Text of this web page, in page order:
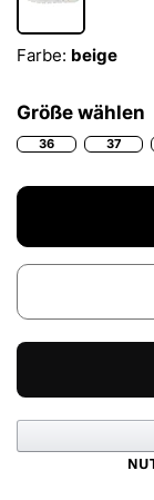
Farbe: beige
Größe wählen
36 37